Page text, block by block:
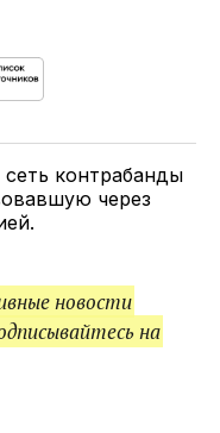
контрабанды
через
новости
на